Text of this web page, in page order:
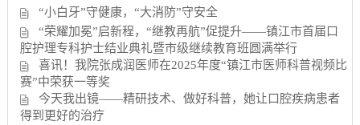
“小白牙”守健康，“大消防”守安全
“荣耀加冕”启新程，“继教再航”促提升——镇江市首届口
腔护理专科护士结业典礼暨市级继续教育班圆满举行
喜讯！我院张成润医师在2025年度“镇江市医师科普视频比
赛”中荣获一等奖
今天我出镜——精研技术、做好科普，她让口腔疾病患者
得到更好的治疗